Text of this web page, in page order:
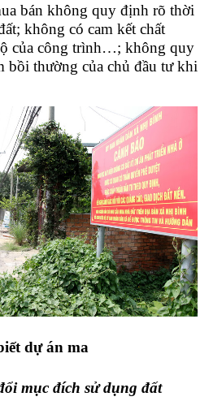
bán không quy định rõ thời
không có cam kết chất
của công trình…; không quy
bồi thường của chủ đầu tư khi
dự án ma
mục đích sử dụng đất